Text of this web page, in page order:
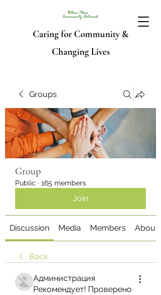
Caring for Community &
Changing Lives
Groups
Group
Public · 165 members
Join
Discussion Media Members About
Back
Администрация
Рекомендует! Проверено